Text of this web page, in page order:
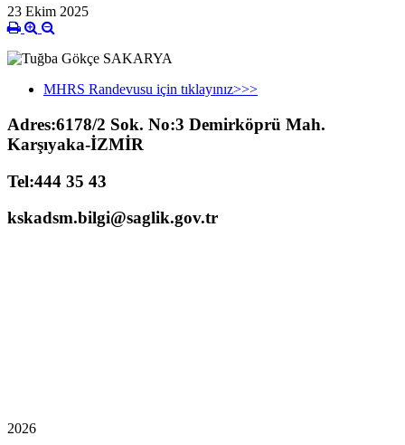
23 Ekim 2025
MHRS Randevusu için tıklayınız>>>
Adres:6178/2 Sok. No:3 Demirköprü Mah.
Karşıyaka-İZMİR
Tel:444 35 43
kskadsm.bilgi@saglik.gov.tr
2026